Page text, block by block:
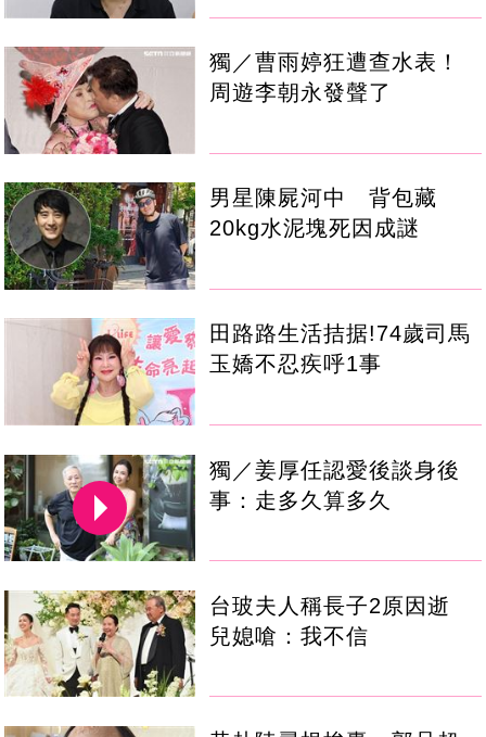
獨／曹雨婷狂遭查水表！
周遊李朝永發聲了
男星陳屍河中 背包藏
20kg水泥塊死因成謎
田路路生活拮据!74歲司馬
玉嬌不忍疾呼1事
獨／姜厚任認愛後談身後
事：走多久算多久
台玻夫人稱長子2原因逝
兒媳嗆：我不信